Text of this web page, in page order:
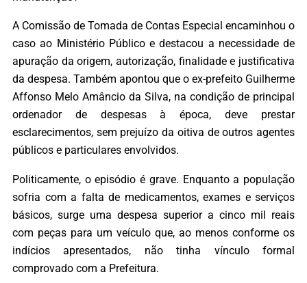
A Comissão de Tomada de Contas Especial encaminhou o
caso ao Ministério Público e destacou a necessidade de
apuração da origem, autorização, finalidade e justificativa
da despesa. Também apontou que o ex-prefeito Guilherme
Affonso Melo Amâncio da Silva, na condição de principal
ordenador de despesas à época, deve prestar
esclarecimentos, sem prejuízo da oitiva de outros agentes
públicos e particulares envolvidos.
Politicamente, o episódio é grave. Enquanto a população
sofria com a falta de medicamentos, exames e serviços
básicos, surge uma despesa superior a cinco mil reais
com peças para um veículo que, ao menos conforme os
indícios apresentados, não tinha vínculo formal
comprovado com a Prefeitura.